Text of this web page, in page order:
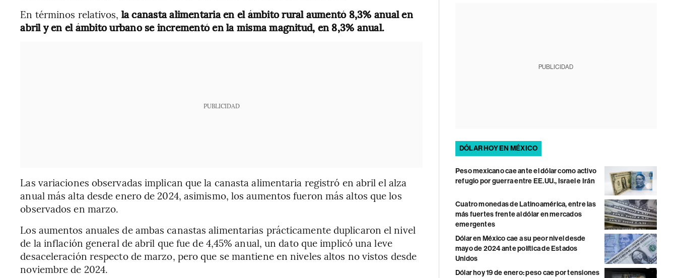
En términos relativos, la canasta alimentaria en el ámbito rural aumentó 8,3% anual en
abril y en el ámbito urbano se incrementó en la misma magnitud, en 8,3% anual.
PUBLICIDAD
Las variaciones observadas implican que la canasta alimentaria registró en abril el alza
anual más alta desde enero de 2024, asimismo, los aumentos fueron más altos que los
observados en marzo.
Los aumentos anuales de ambas canastas alimentarias prácticamente duplicaron el nivel
de la inflación general de abril que fue de 4,45% anual, un dato que implicó una leve
desaceleración respecto de marzo, pero que se mantiene en niveles altos no vistos desde
noviembre de 2024.
PUBLICIDAD
DÓLAR HOY EN MÉXICO
Peso mexicano cae ante el dólar como activo
refugio por guerra entre EE.UU., Israel e Irán
Cuatro monedas de Latinoamérica, entre las
más fuertes frente al dólar en mercados
emergentes
Dólar en México cae a su peor nivel desde
mayo de 2024 ante política de Estados
Unidos
Dólar hoy 19 de enero: peso cae por tensiones